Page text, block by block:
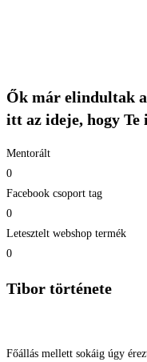
Ők már elindultak
itt az ideje, hogy Te
Mentorált
0
Facebook csoport tag
0
Letesztelt webshop termék
0
Tibor története
Főállás mellett sokáig úgy